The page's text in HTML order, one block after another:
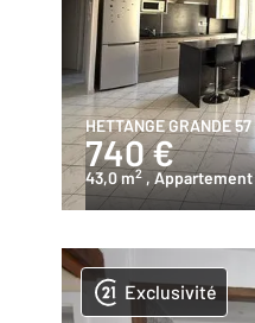
HETTANGE GRANDE 57
740 €
43,0 m2 , Appartement
Exclusivité